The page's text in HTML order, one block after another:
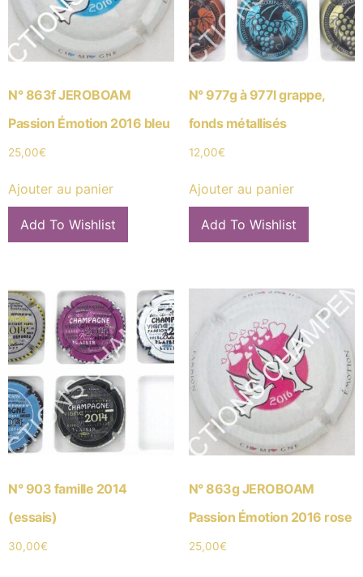
N° 863f JEROBOAM
Passion Émotion 2016 bleu
25,00€
Ajouter au panier
Add To Wishlist
N° 977g à 977l grappe,
fonds métallisés
12,00€
Ajouter au panier
Add To Wishlist
N° 903 famille 2014
(essais)
30,00€
N° 863g JEROBOAM
Passion Émotion 2016 rose
25,00€